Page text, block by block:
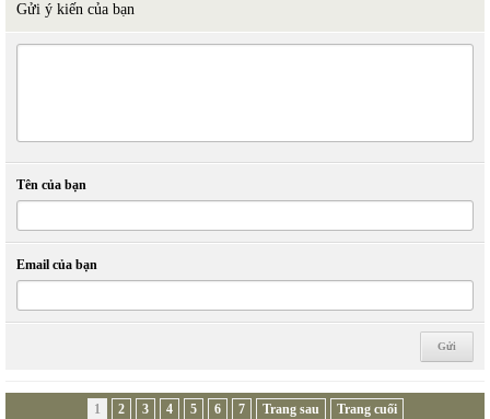
Gửi ý kiến của bạn
Tên của bạn
Email của bạn
1 2 3 4 5 6 7 Trang sau Trang cuối